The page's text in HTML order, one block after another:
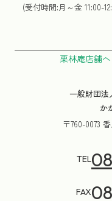
(受付時間:月～金 11:00-
栗林庵店舗
一般財団
か
〒760-0073
TEL
FAX